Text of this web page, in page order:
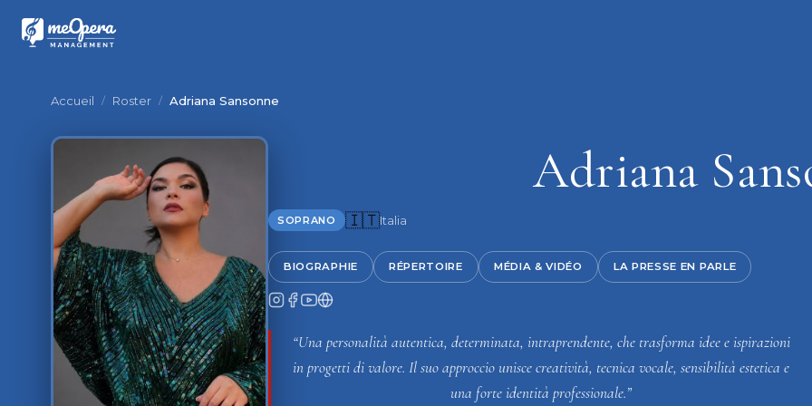
Accueil / Roster / Adriana Sansonne
Adriana
SOPRANO 🇮🇹Italia
BIOGRAPHIE RÉPERTOIRE MÉDIA & VIDÉO LA PRESSE EN PARLE
“Una personalità autentica, determinata, intraprendente, che trasforma idee e ispirazioni
in progetti di valore. Il suo approccio unisce creatività, tecnica vocale, sensibilità estetica e
una forte identità professionale.”